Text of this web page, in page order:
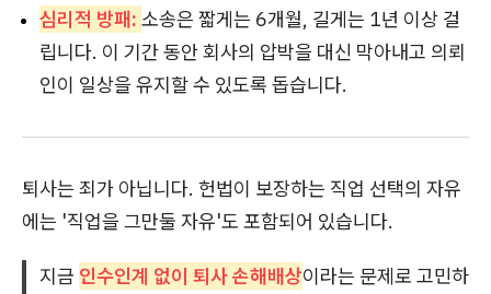
심리적 방패: 소송은 짧게는 6개월, 길게는 1년 이상 걸
립니다. 이 기간 동안 회사의 압박을 대신 막아내고 의뢰
인이 일상을 유지할 수 있도록 돕습니다.
퇴사는 죄가 아닙니다. 헌법이 보장하는 직업 선택의 자유
에는 '직업을 그만둘 자유'도 포함되어 있습니다.
지금 인수인계 없이 퇴사 손해배상이라는 문제로 고민하